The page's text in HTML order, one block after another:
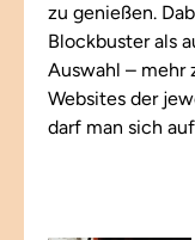
zu genießen.
Blockbuster als
Auswahl – mehr
Websites der
darf man sich